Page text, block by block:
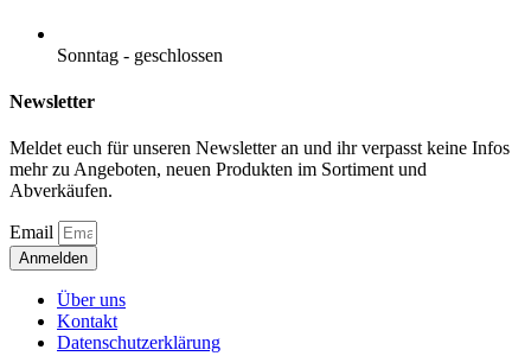
Sonntag - geschlossen
Newsletter
Meldet euch für unseren Newsletter an und ihr verpasst keine Infos
mehr zu Angeboten, neuen Produkten im Sortiment und
Abverkäufen.
Email
Anmelden
Über uns
Kontakt
Datenschutzerklärung